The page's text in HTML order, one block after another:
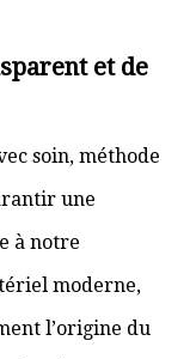
et de
soin, méthode
une
à notre
moderne,
l’origine du